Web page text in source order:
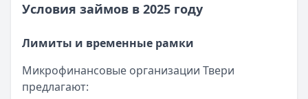
Условия займов в 2025 году
Лимиты и временные рамки
Микрофинансовые организации Твери
предлагают: